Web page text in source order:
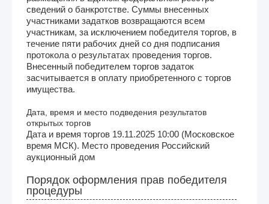
сведений о банкротстве. Суммы внесенных
участниками задатков возвращаются всем
участникам, за исключением победителя торгов, в
течение пяти рабочих дней со дня подписания
протокола о результатах проведения торгов.
Внесенный победителем торгов задаток
засчитывается в оплату приобретенного с торгов
имущества.
Дата, время и место подведения результатов
открытых торгов
Дата и время торгов 19.11.2025 10:00 (Московское
время МСК). Место проведения Российский
аукционный дом
Порядок оформления прав победителя
процедуры